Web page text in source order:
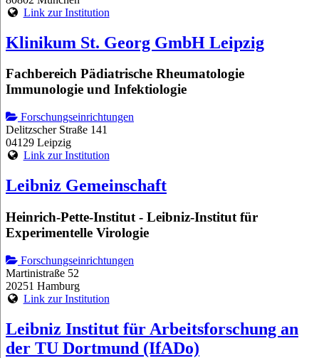
Link zur Institution
Klinikum St. Georg GmbH Leipzig
Fachbereich Pädiatrische Rheumatologie
Immunologie und Infektiologie
Forschungseinrichtungen
Delitzscher Straße 141
04129 Leipzig
Link zur Institution
Leibniz Gemeinschaft
Heinrich-Pette-Institut - Leibniz-Institut für
Experimentelle Virologie
Forschungseinrichtungen
Martinistraße 52
20251 Hamburg
Link zur Institution
Leibniz Institut für Arbeitsforschung an
der TU Dortmund (IfADo)